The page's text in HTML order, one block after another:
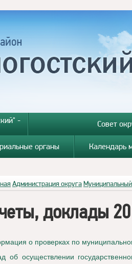
- Совет
органы Календарь
Администрация округа
доклады
о проверках по
об осуществлении